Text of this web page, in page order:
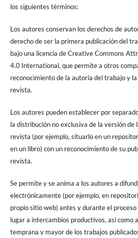
los siguientes términos:
Los autores conservan los derechos de
derecho de ser la primera publicación del
bajo una licencia de Creative Commons
4.0 International, que permite a otros
reconocimiento de la autoría del trabajo y
revista.
Los autores pueden establecer por
la distribución no exclusiva de la versión de
revista (por ejemplo, situarlo en un
en un libro) con un reconocimiento de su
revista.
Se permite y se anima a los autores a
electrónicamente (por ejemplo, en
propio sitio web) antes y durante el
lugar a intercambios productivos, así como
temprana y mayor de los trabajos